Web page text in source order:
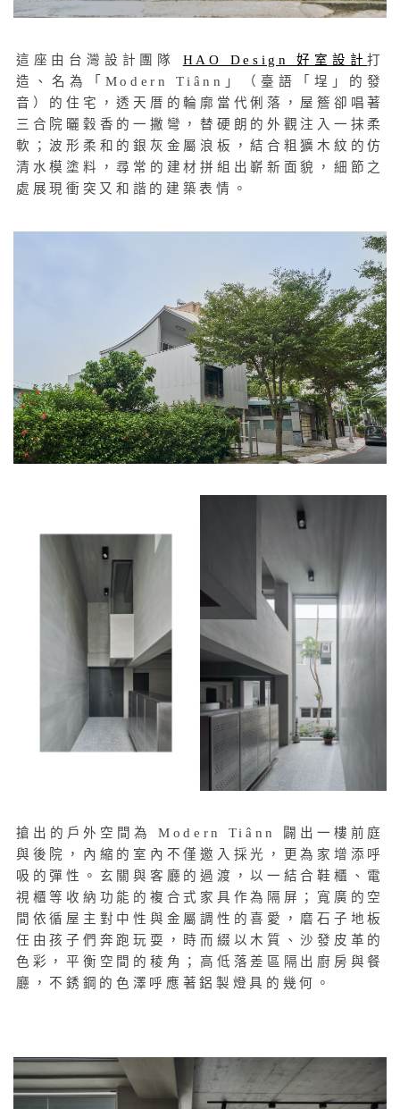
這座由台灣設計團隊 HAO Design 好室設計打
造、名為「Modern Tiânn」（臺語「埕」的發
音）的住宅，透天厝的輪廓當代俐落，屋簷卻唱著
三合院曬穀香的一撇彎，替硬朗的外觀注入一抹柔
軟；波形柔和的銀灰金屬浪板，結合粗獷木紋的仿
清水模塗料，尋常的建材拼組出嶄新面貌，細節之
處展現衝突又和諧的建築表情。
搶出的戶外空間為 Modern Tiânn 闢出一樓前庭
與後院，內縮的室內不僅邀入採光，更為家增添呼
吸的彈性。玄關與客廳的過渡，以一結合鞋櫃、電
視櫃等收納功能的複合式家具作為隔屏；寬廣的空
間 依循屋主對中性與金屬調性的喜愛，磨石子地板
任由孩子們奔跑玩耍，時而綴以木質、沙發皮革的
色彩，平衡空間的稜角；高低落差區隔出廚房與餐
廳，不銹鋼的色澤呼應著鋁製燈具的幾何。